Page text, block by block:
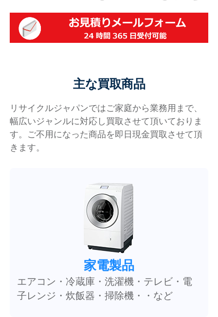
主な買取商品
リサイクルジャパンではご家庭から業務用まで、
幅広いジャンルに対応し買取させて頂いておりま
す。ご不用になった商品を即日現金買取させて頂
きます。
家電製品
エアコン・冷蔵庫・洗濯機・テレビ・電
子レンジ・炊飯器・掃除機・・など